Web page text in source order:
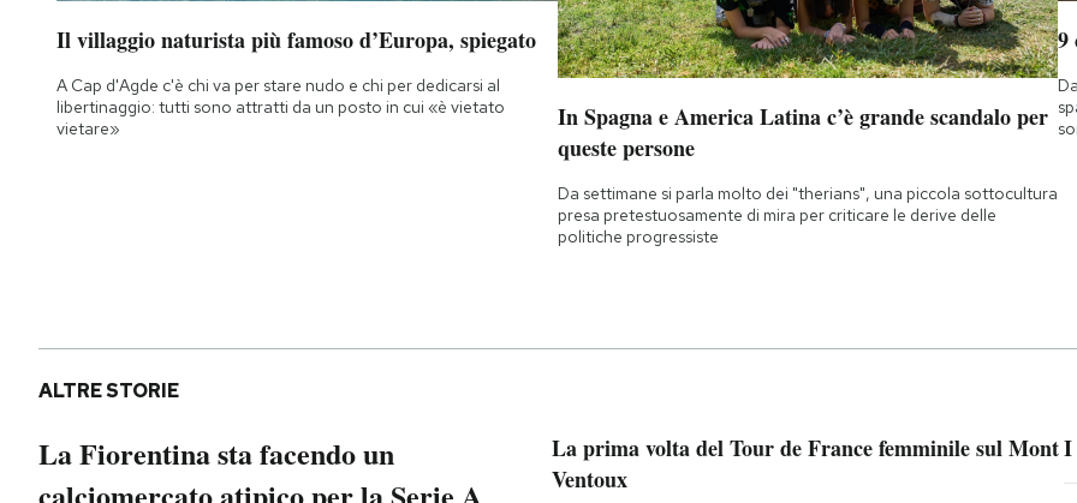
Il villaggio naturista più famoso d’Europa, spiegato
A Cap d'Agde c'è chi va per stare nudo e chi per dedicarsi al
libertinaggio: tutti sono attratti da un posto in cui «è vietato
vietare»
In Spagna e America Latina c’è grande scandalo per
queste persone
Da settimane si parla molto dei "therians", una piccola sottocultura
presa pretestuosamente di mira per criticare le derive delle
politiche progressiste
9
ALTRE STORIE
La Fiorentina sta facendo un
La prima volta del Tour de France femminile sul Mont
Ventoux
I